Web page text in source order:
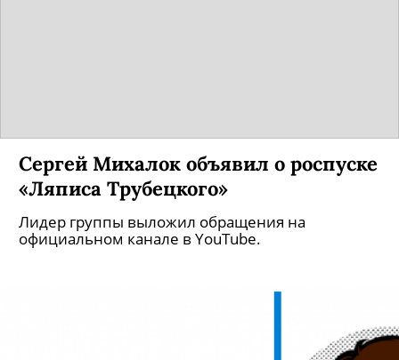
Сергей Михалок объявил о роспуске
«Ляписа Трубецкого»
Лидер группы выложил обращения на
официальном канале в YouTube.